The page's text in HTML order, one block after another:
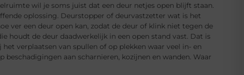
wil je soms juist dat een deur netjes open blijft staan.
oplossing. Deurstopper of deurvastzetter wat is het
ver een deur open kan, zodat de deur of klink niet tegen de
houdt de deur daadwerkelijk in een open stand vast. Dat is
verplaatsen van spullen of op plekken waar veel in- en
aan scharnieren, kozijnen en wanden. Waar